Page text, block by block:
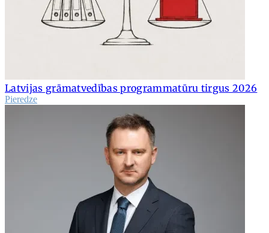
Latvijas grāmatvedības programmatūru tirgus 2026
Pieredze